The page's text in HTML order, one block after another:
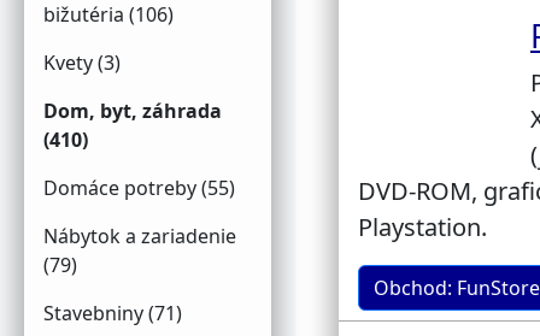
bižutéria (106)
Kvety (3)
Dom, byt, záhrada
(410)
Domáce potreby (55)
Nábytok a zariadenie
(79)
Stavebniny (71)
DVD-ROM,
Playstation.
Obchod: